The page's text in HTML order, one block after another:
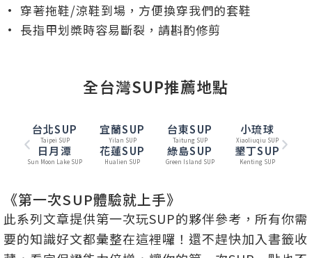
• 穿著拖鞋/涼鞋到場，方便換穿我們的套鞋
• 長指甲划槳時容易斷裂，請斟酌修剪
全台灣SUP推薦地點
台北SUP
Taipei SUP
宜蘭SUP
Yilan SUP
台東SUP
Taitung SUP
小琉球
Xiaoliuqiu SUP
日月潭
Sun Moon Lake SUP
花蓮SUP
Hualien SUP
綠島SUP
Green Island SUP
墾丁SUP
Kenting SUP
《第一次SUP體驗就上手》
此系列文章提供第一次玩SUP的夥伴參考，所有你需
要的知識好文都彙整在這裡囉！還不趕快加入書籤收